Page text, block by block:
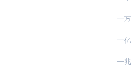
一万
一亿
一兆